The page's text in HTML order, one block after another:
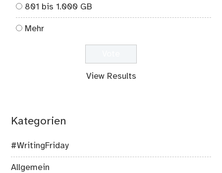
801 bis 1.000 GB
Mehr
View Results
Kategorien
#WritingFriday
Allgemein